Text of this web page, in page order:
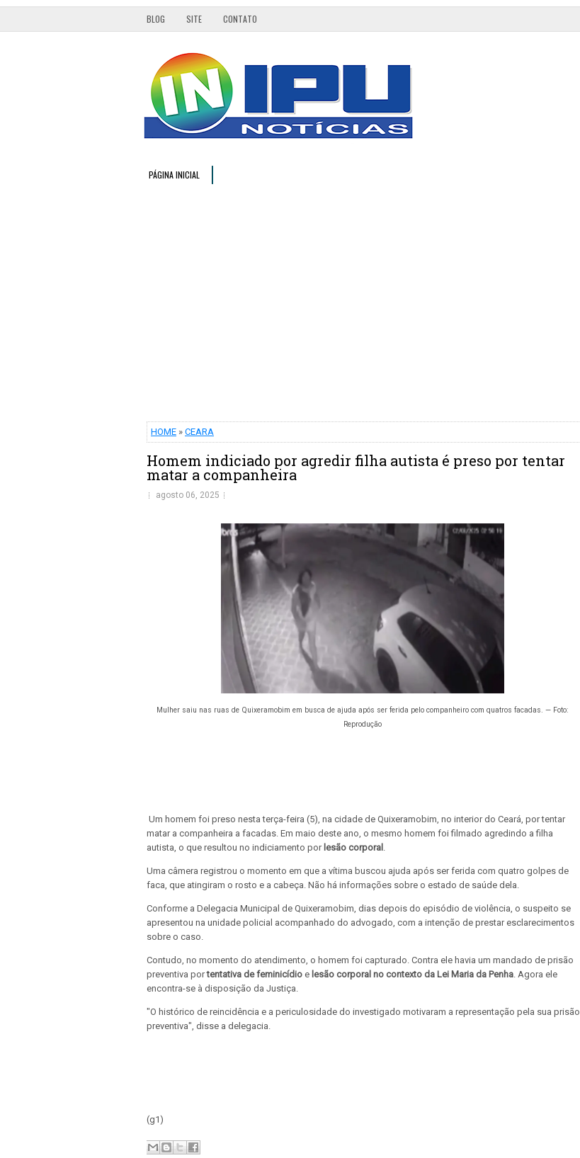
BLOG SITE CONTATO
PÁGINA INICIAL
HOME » CEARA
Homem indiciado por agredir filha autista é preso por tentar
matar a companheira
agosto 06, 2025
Mulher saiu nas ruas de Quixeramobim em busca de ajuda após ser ferida pelo companheiro com quatros facadas. — Foto:
Reprodução
Um homem foi preso nesta terça-feira (5), na cidade de Quixeramobim, no interior do Ceará, por tentar
matar a companheira a facadas. Em maio deste ano, o mesmo homem foi filmado agredindo a filha
autista, o que resultou no indiciamento por lesão corporal
Uma câmera registrou o momento em que a vítima buscou ajuda após ser ferida com quatro golpes de
faca, que atingiram o rosto e a cabeça. Não há informações sobre o estado de saúde dela.
Conforme a Delegacia Municipal de Quixeramobim, dias depois do episódio de violência, o suspeito se
apresentou na unidade policial acompanhado do advogado, com a intenção de prestar esclarecimentos
sobre o caso.
Contudo, no momento do atendimento, o homem foi capturado. Contra ele havia um mandado de prisão
preventiva portentativa de feminicídio e lesão corporal no contexto da Lei Maria da Penha . Agora ele
encontra-se à disposição da Justiça.
"O histórico de reincidência e a periculosidade do investigado motivaram a representação pela sua prisão
preventiva", disse a delegacia.
(g1)